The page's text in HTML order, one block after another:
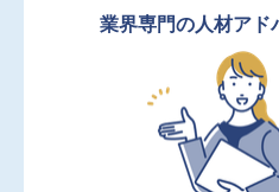
業界専門の人材アド